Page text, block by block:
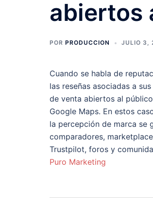
abiertos
POR PRODUCCION JULIO 3,
Cuando se habla de
las reseñas asociadas a
de venta abiertos al
Google Maps. En estos
la percepción de marca se
comparadores,
Trustpilot, foros y
Puro Marketing